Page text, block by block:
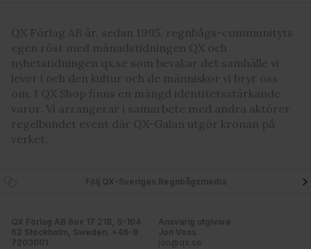
QX Förlag AB är, sedan 1995, regnbågs-communityts
egen röst med månadstidningen QX och
nyhetstidningen qx.se som bevakar det samhälle vi
lever i och den kultur och de människor vi bryr oss
om. I QX Shop finns en mängd identitetsstärkande
varor. Vi arrangerar i samarbete med andra aktörer
regelbundet event där QX-Galan utgör kronan på
verket.
Följ QX-Sveriges Regnbågsmedia
QX Förlag AB Box 17 218, S-104
62 Stockholm, Sweden. +46-8
7203001
Ansvarig utgivare
Jon Voss
jon@qx.se